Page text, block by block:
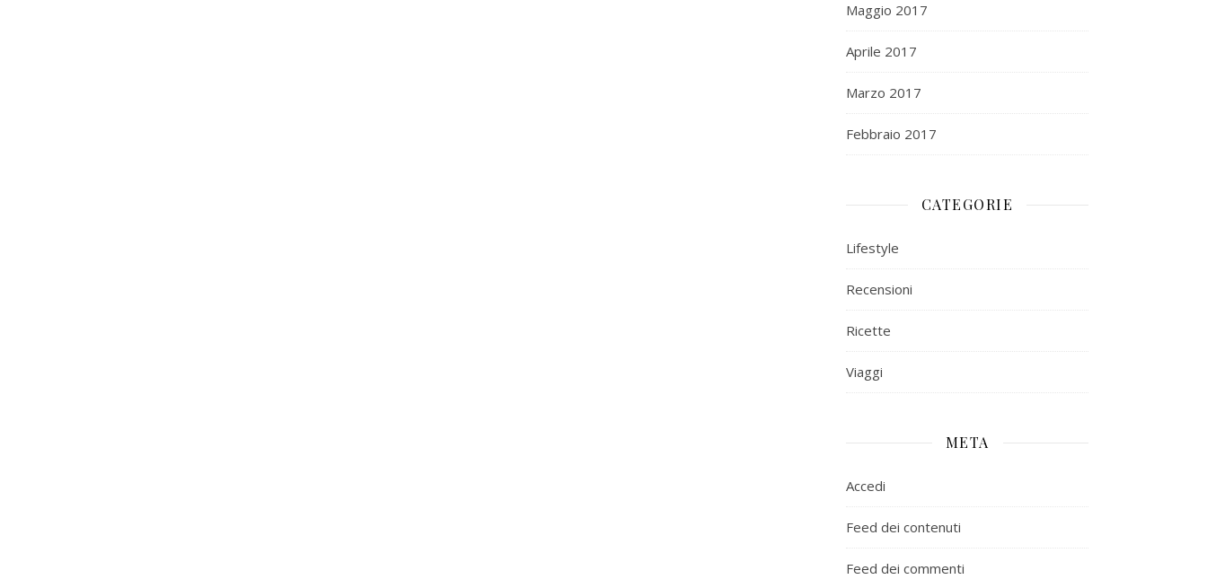
Maggio 2017
Aprile 2017
Marzo 2017
Febbraio 2017
CATEGORIE
Lifestyle
Recensioni
Ricette
Viaggi
META
Accedi
Feed dei contenuti
Feed dei commenti